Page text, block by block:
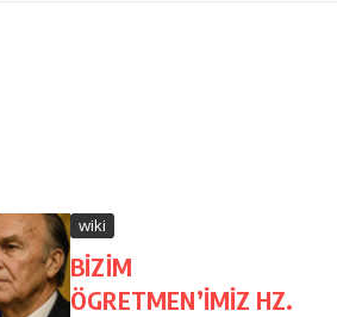
wiki
BİZİM
ÖGRETMEN’İMİZ HZ.